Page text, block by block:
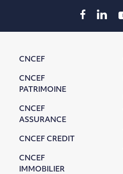
CNCEF
CNCEF
PATRIMOINE
CNCEF
ASSURANCE
CNCEF CREDIT
CNCEF
IMMOBILIER